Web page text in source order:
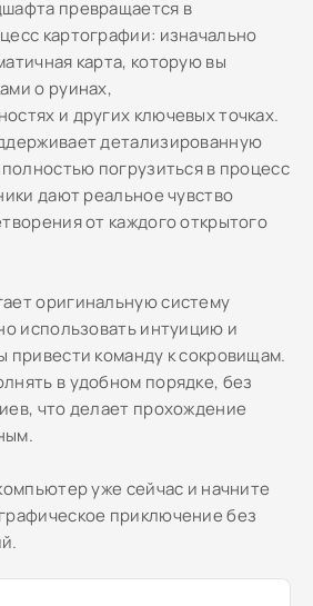
превращается в
картографии: изначально
карта, которую вы
о руинах,
и других ключевых точках.
детализированную
погрузиться в процесс
дают реальное чувство
от каждого открытого
оригинальную систему
использовать интуицию и
привести команду к сокровищам.
в удобном порядке, без
что делает прохождение
уже сейчас и начните
приключение без